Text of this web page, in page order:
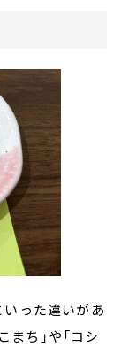
いった違いがあ
まち」や「コシ